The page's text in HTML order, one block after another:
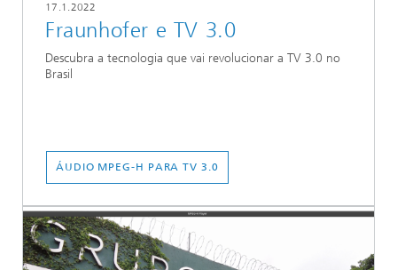
17.1.2022
Fraunhofer e TV 3.0
Descubra a tecnologia que vai revolucionar a TV 3.0 no
Brasil
ÁUDIO MPEG-H PARA TV 3.0